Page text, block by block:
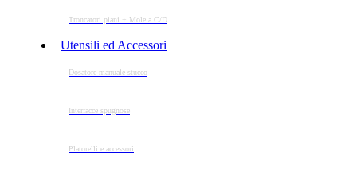
Troncatori piani + Mole a C/D
Utensili ed Accessori
Dosatore manuale stucco
Interfacce spugnose
Platorelli e accessori